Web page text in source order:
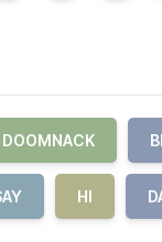
DOOMNACK
HI